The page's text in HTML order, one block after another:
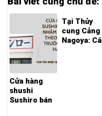
Cửa hàng
shushi
Sushiro bán
Tại Thủy
cung Cảng
Nagoya: Cá